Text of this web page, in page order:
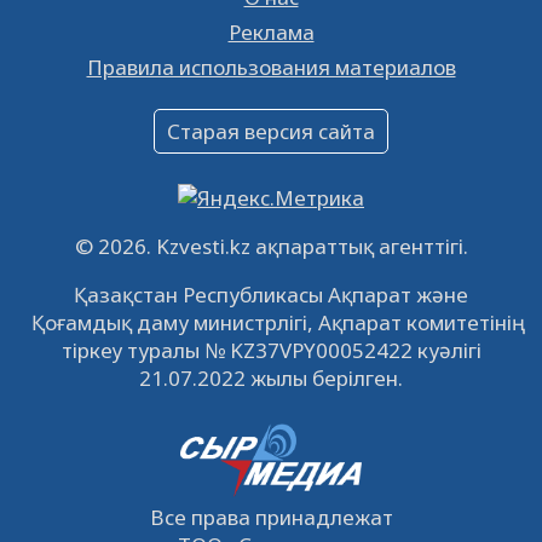
16.12.2022 61066
Объявление
09.12.2022
Свободные рабочие места
встречу с инвесторами в Кызылорде 22
ноября
21.11.2022 14953 0
© 2026. Kzvesti.kz ақпараттық агенттігі.
Қазақстан Республикасы Ақпарат және
Қоғамдық даму министрлігі, Ақпарат комитетінің
тіркеу туралы № KZ37VPY00052422 куәлігі
21.07.2022 жылы берілген.
Все права принадлежат
Реклама
Правила использования материалов
Старая версия сайта